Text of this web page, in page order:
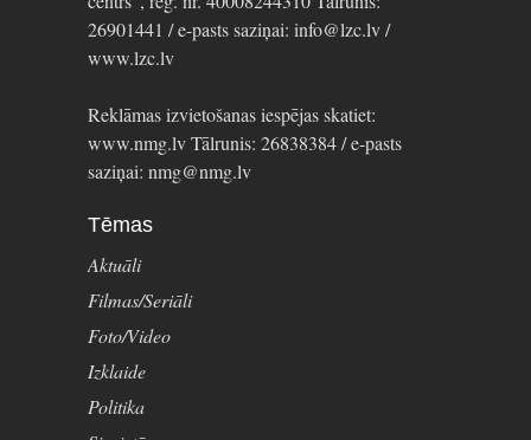
26901441 / e-pasts saziņai: info@lzc.lv /
www.lzc.lv
Reklāmas izvietošanas iespējas skatiet:
www.nmg.lv Tālrunis: 26838384 / e-pasts
saziņai: nmg@nmg.lv
Tēmas
Aktuāli
Filmas/Seriāli
Foto/Video
Izklaide
Politika